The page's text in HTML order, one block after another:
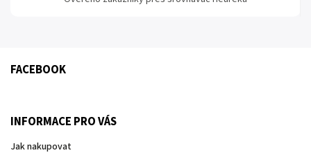
FACEBOOK
INFORMACE PRO VÁS
Jak nakupovat